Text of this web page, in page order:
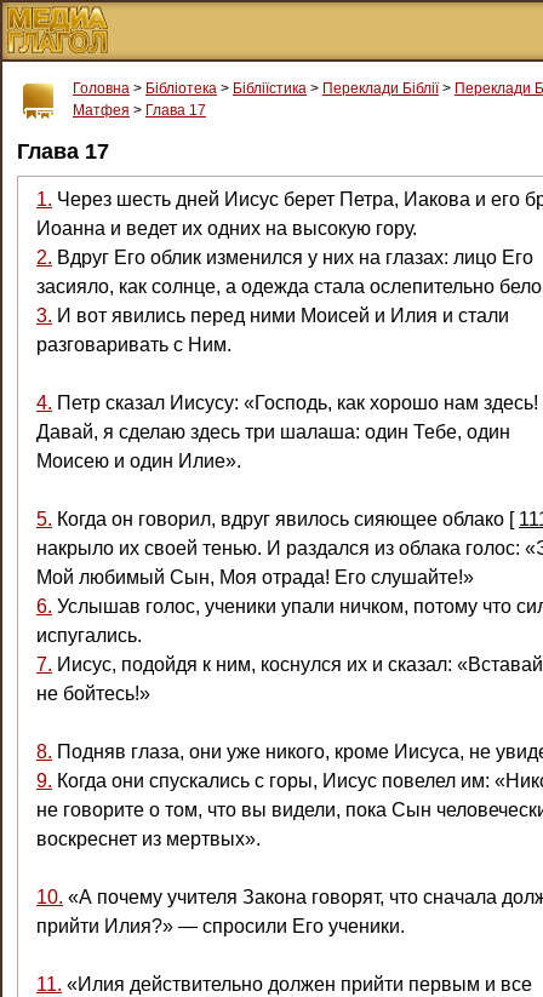
Головна > Бібліотека > Бібліїстика > Переклади Біблії> Переклади
Матфея > Глава 17
Глава 17
1. Через шесть дней Иисус берет Петра, Иакова и его
Иоанна и ведет их одних на высокую гору.
2. Вдруг Его облик изменился у них на глазах: лицо Его
засияло, как солнце, а одежда стала ослепительно
3. И вот явились перед ними Моисей и Илия и стали
разговаривать с Ним.
4. Петр сказал Иисусу: «Господь, как хорошо нам здесь!
Давай, я сделаю здесь три шалаша: один Тебе, один
Моисею и один Илие».
5. Когда он говорил, вдруг явилось сияющее облако [
накрыло их своей тенью. И раздался из облака голос:
Мой любимый Сын, Моя отрада! Его слушайте!»
6. Услышав голос, ученики упали ничком, потому что
испугались.
7. Иисус, подойдя к ним, коснулся их и сказал:
не бойтесь!»
8. Подняв глаза, они уже никого, кроме Иисуса, не
9. Когда они спускались с горы, Иисус повелел им:
не говорите о том, что вы видели, пока Сын
воскреснет из мертвых».
10. «А почему учителя Закона говорят, что сначала
прийти Илия?» — спросили Его ученики.
11. «Илия действительно должен прийти первым и все